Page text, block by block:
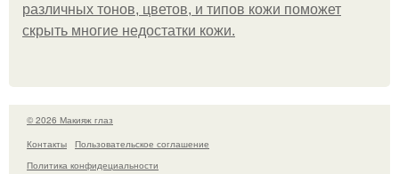
различных тонов, цветов, и типов кожи поможет
скрыть многие недостатки кожи.
© 2026 Макияж глаз
Контакты
Пользовательское соглашение
Политика конфидециальности